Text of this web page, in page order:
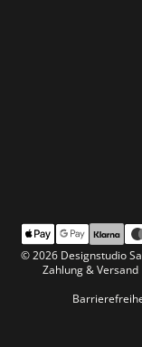
© 2026 Designstudio
Zahlung & Versand